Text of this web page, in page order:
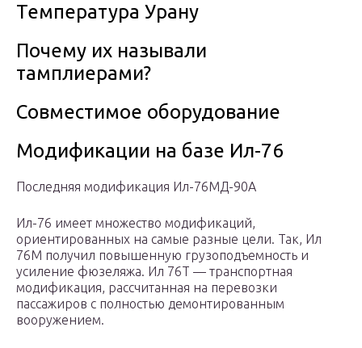
Температура Урану
Почему их называли
тамплиерами?
Совместимое оборудование
Модификации на базе Ил-76
Последняя модификация Ил-76МД-90А
Ил-76 имеет множество модификаций,
ориентированных на самые разные цели. Так, Ил
76М получил повышенную грузоподъемность и
усиление фюзеляжа. Ил 76Т — транспортная
модификация, рассчитанная на перевозки
пассажиров с полностью демонтированным
вооружением.